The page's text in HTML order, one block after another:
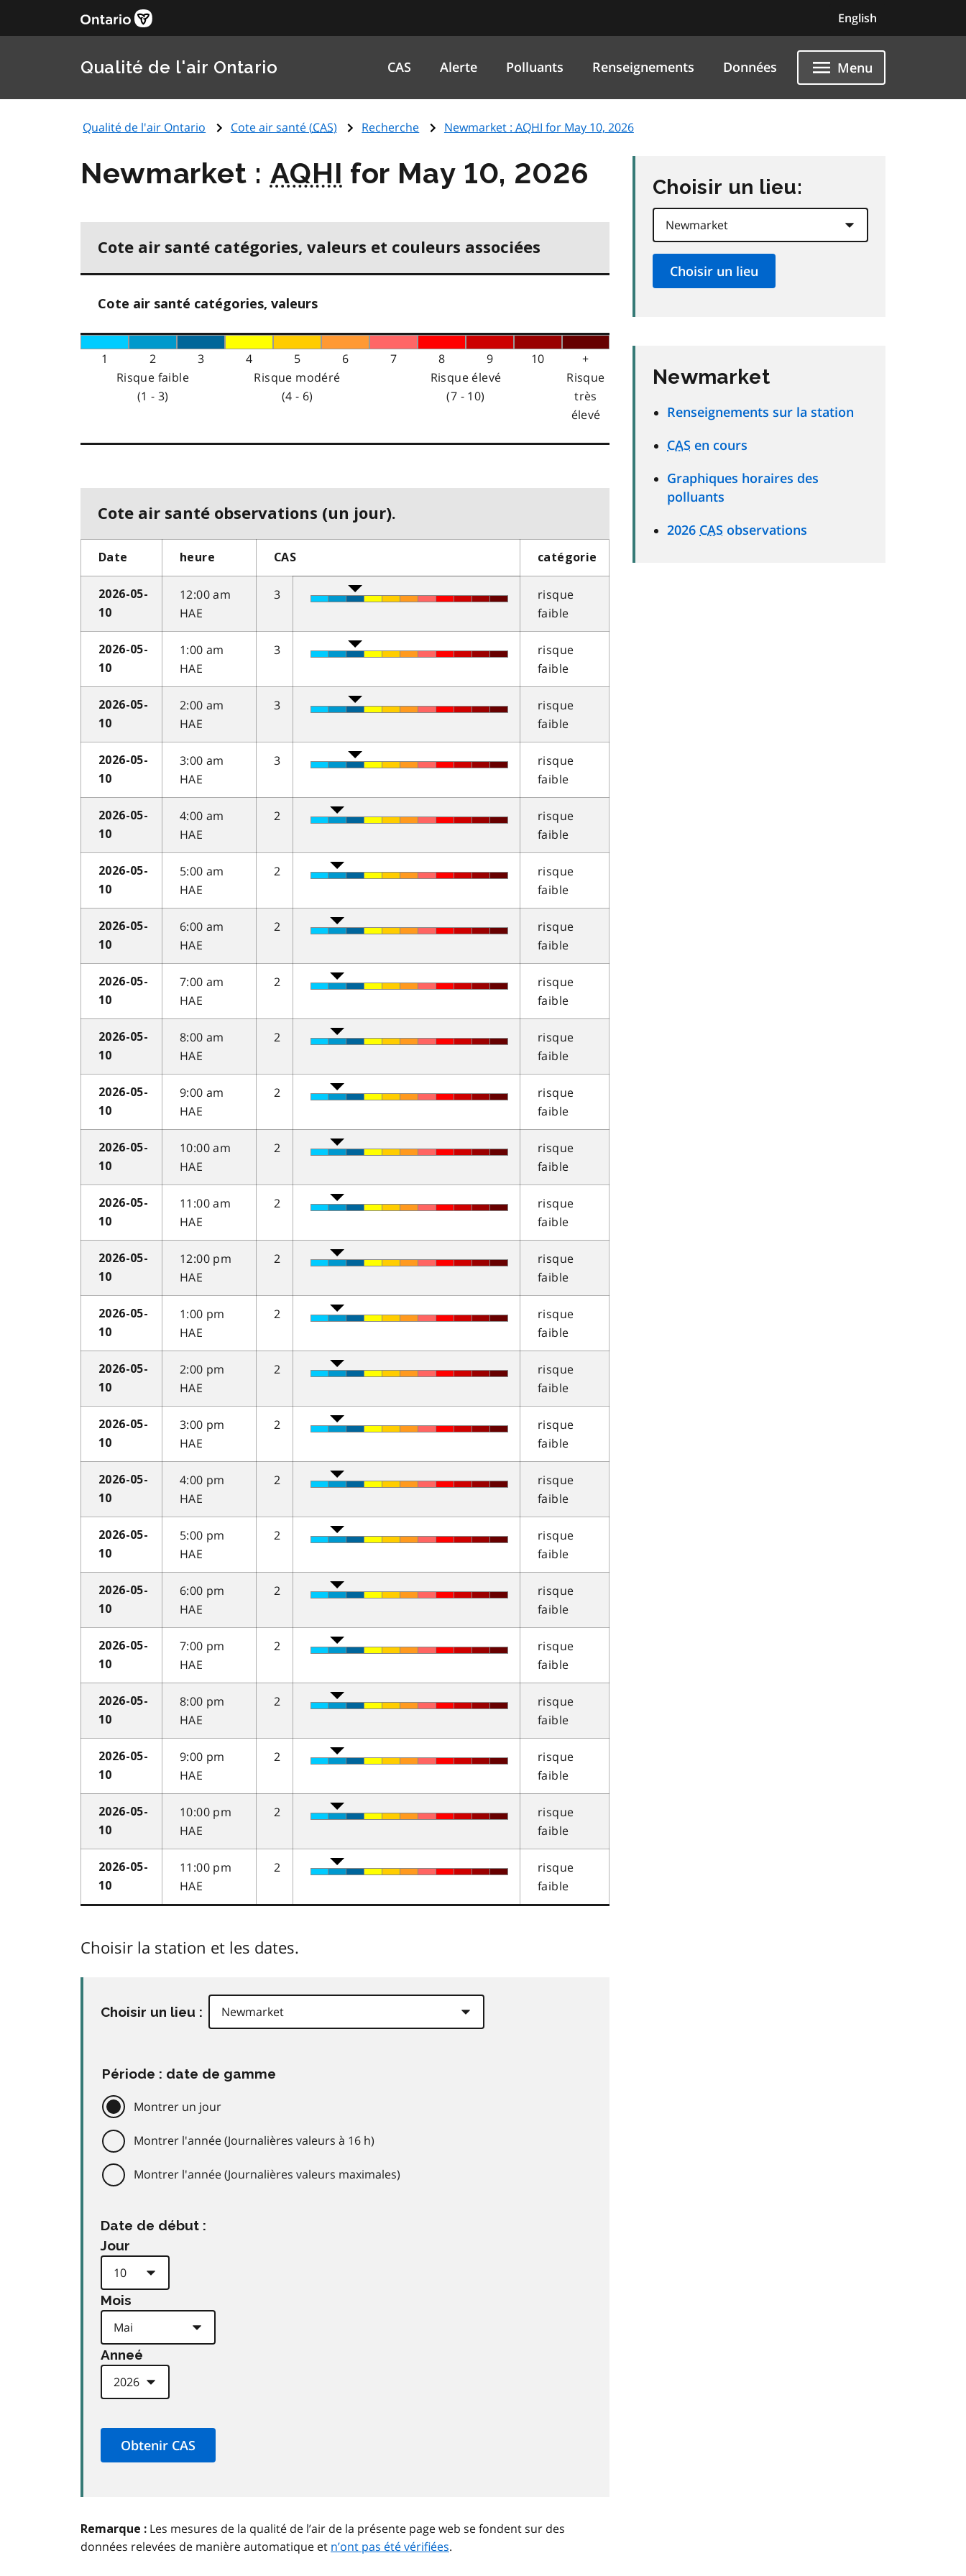
English
Qualité de l'air Ontario CAS Alerte Polluants Renseignements Données Menu
Qualité de l'air Ontario Cote air santé (CAS) Recherche Newmarket : AQHI for May 10, 2026
Newmarket : AQHI for May 10, 2026
Cote air santé catégories, valeurs et couleurs associées
Cote air santé catégories, valeurs
1 2 3 4 5 6 7 8 9 10
+
Risque faible
(1 - 3)
Risque modéré
(4 - 6)
Risque élevé
(7 - 10)
Risque
très
élevé
Cote air santé observations (un jour).
Date heure CAS catégorie
2026-05-
10
12:00 am
HAE
3
risque
faible
2026-05-
10
1:00 am
HAE
3
risque
faible
2026-05-
10
2:00 am
HAE
3
risque
faible
2026-05-
10
3:00 am
HAE
3
risque
faible
2026-05-
10
4:00 am
HAE
2
risque
faible
2026-05-
10
5:00 am
HAE
2
risque
faible
2026-05-
10
6:00 am
HAE
2
risque
faible
2026-05-
10
7:00 am
HAE
2
risque
faible
2026-05-
10
8:00 am
HAE
2
risque
faible
2026-05-
10
9:00 am
HAE
2
risque
faible
2026-05-
10
10:00 am
HAE
2
risque
faible
2026-05-
10
11:00 am
HAE
2
risque
faible
2026-05-
10
12:00 pm
HAE
2
risque
faible
2026-05-
10
1:00 pm
HAE
2
risque
faible
2026-05-
10
2:00 pm
HAE
2
risque
faible
2026-05-
10
3:00 pm
HAE
2
risque
faible
2026-05-
10
4:00 pm
HAE
2
risque
faible
2026-05-
10
5:00 pm
HAE
2
risque
faible
2026-05-
10
6:00 pm
HAE
2
risque
faible
2026-05-
10
7:00 pm
HAE
2
risque
faible
2026-05-
10
8:00 pm
HAE
2
risque
faible
2026-05-
10
9:00 pm
HAE
2
risque
faible
2026-05-
10
10:00 pm
HAE
2
risque
faible
2026-05-
10
11:00 pm
HAE
2
risque
faible
Choisir la station et les dates.
Choisir un lieu :
Période : date de gamme
Montrer un jour
Montrer l'année (Journalières valeurs à 16 h)
Montrer l'année (Journalières valeurs maximales)
Date de début :
Jour
Mois
Anneé
Remarque : Les mesures de la qualité de l’air de la présente page web se fondent sur des
données relevées de manière automatique et n’ont pas été vérifiées.
Choisir un lieu:
Newmarket
Renseignements sur la station
CAS en cours
Graphiques horaires des
polluants
2026 CAS observations